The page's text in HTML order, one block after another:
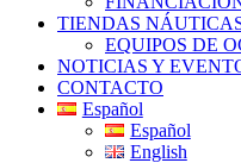
TIENDAS
EQUIPOS DE
NOTICIAS Y
CONTACTO
Español
Español
English